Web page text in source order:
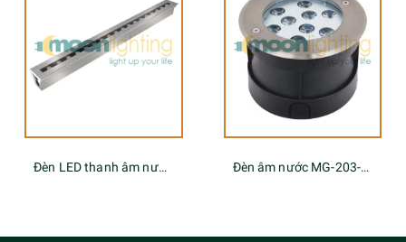
Đèn âm nước MG-203-xx Đèn âm nước MG-201-xx